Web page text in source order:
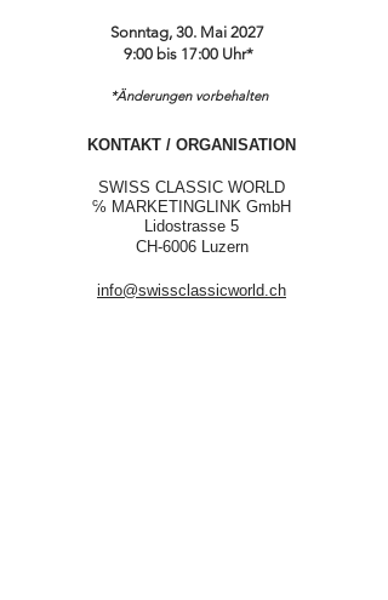
Sonntag, 30. Mai 2027
9:00 bis 17:00 Uhr*
*Änderungen vorbehalten
KONTAKT / ORGANISATION
SWISS CLASSIC WORLD
℅ MARKETINGLINK GmbH
Lidostrasse 5
CH-6006 Luzern
info@swissclassicworld.ch